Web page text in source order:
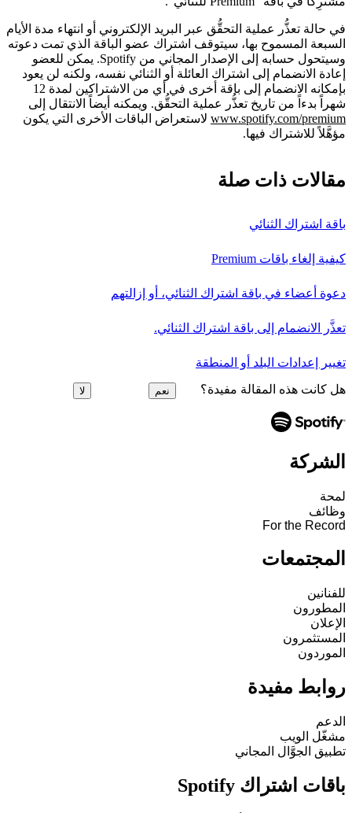
في حالة تعذُّر عملية التحقُّق عبر البريد الإلكتروني أو انتهاء مدة الأيام
السبعة المسموح بها، سيتوقف اشتراك عضو الباقة الذي تمت دعوته
وسيتحول حسابه إلى الإصدار المجاني من Spotify. يمكن للعضو
إعادة الانضمام إلى اشتراك العائلة أو الثنائي نفسه، ولكنه لن يعود
بإمكانه الانضمام إلى باقة أخرى في أي من الاشتراكين لمدة 12
شهراً بدءاً من تاريخ تعذُّر عملية التحقُّق. ويمكنه أيضاً الانتقال إلى
www.spotify.com/premium لاستعراض الباقات الأخرى التي يكون
مؤهَّلاً للاشتراك فيها.
مقالات ذات صلة
باقة اشتراك الثنائي
كيفية إلغاء باقات Premium
دعوة أعضاء في باقة اشتراك الثنائي، أو إزالتهم
تعذَّر الانضمام إلى باقة اشتراك الثنائي.
تغيير إعدادات البلد أو المنطقة
هل كانت هذه المقالة مفيدة؟ نعم لا
الشركة
لمحة
وظائف
For the Record
المجتمعات
للفنانين
المطورون
الإعلان
المستثمرون
الموردون
روابط مفيدة
الدعم
مشغّل الويب
تطبيق الجوَّال المجاني
باقات اشتراك Spotify